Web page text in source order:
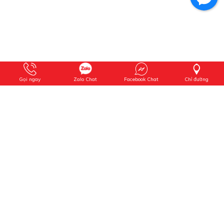
Gọi ngay Zalo Chat Facebook Chat Chỉ đường